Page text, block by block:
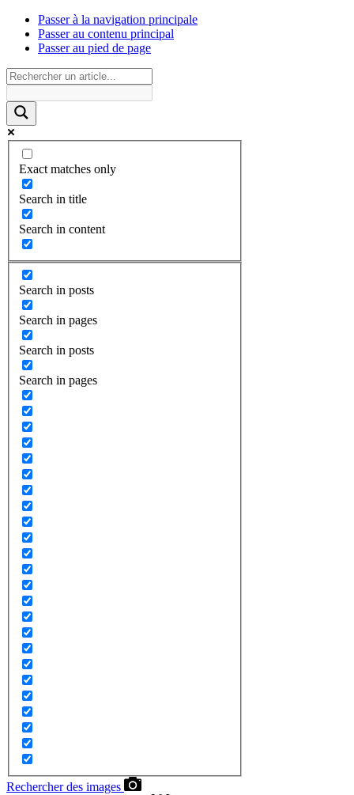
Passer à la navigation principale
Passer au contenu principal
Passer au pied de page
Exact matches only
Search in title
Search in content
Search in posts
Search in pages
Search in posts
Search in pages
Rechercher des images